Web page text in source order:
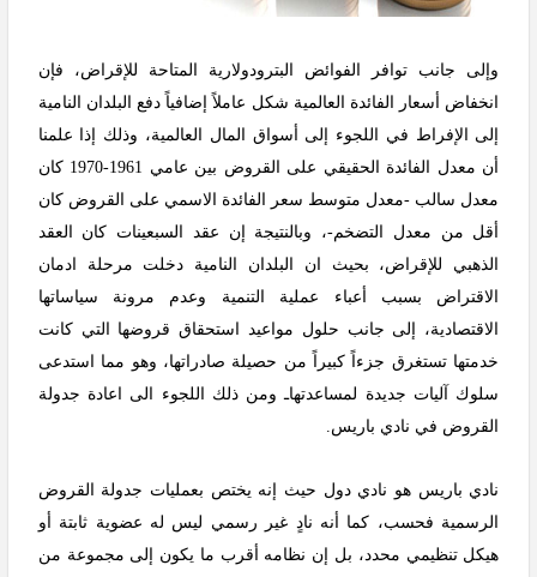
وإلى جانب توافر الفوائض البترودولارية المتاحة للإقراض، فإن
انخفاض أسعار الفائدة العالمية شكل عاملاً إضافياً دفع البلدان النامية
إلى الإفراط في اللجوء إلى أسواق المال العالمية، وذلك إذا علمنا
أن معدل الفائدة الحقيقي على القروض بين عامي 1961-1970 كان
معدل سالب -معدل متوسط سعر الفائدة الاسمي على القروض كان
أقل من معدل التضخم-، وبالنتيجة إن عقد السبعينات كان العقد
الذهبي للإقراض، بحيث ان البلدان النامية دخلت مرحلة ادمان
الاقتراض بسبب أعباء عملية التنمية وعدم مرونة سياساتها
الاقتصادية، إلى جانب حلول مواعيد استحقاق قروضها التي كانت
خدمتها تستغرق جزءاً كبيراً من حصيلة صادراتها، وهو مما استدعى
سلوك آليات جديدة لمساعدتهاـ ومن ذلك اللجوء الى اعادة جدولة
القروض في نادي باريس.
نادي باريس هو نادي دول حيث إنه يختص بعمليات جدولة القروض
الرسمية فحسب، كما أنه نادٍ غير رسمي ليس له عضوية ثابتة أو
هيكل تنظيمي محدد، بل إن نظامه أقرب ما يكون إلى مجموعة من